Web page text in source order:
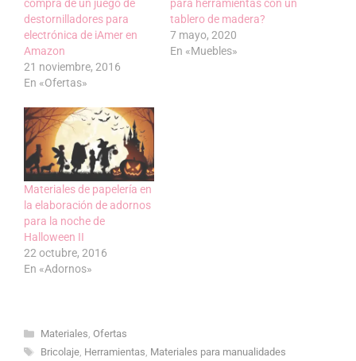
compra de un juego de
destornilladores para
electrónica de iAmer en
Amazon
21 noviembre, 2016
En «Ofertas»
para herramientas con un
tablero de madera?
7 mayo, 2020
En «Muebles»
Materiales de papelería en
la elaboración de adornos
para la noche de
Halloween II
22 octubre, 2016
En «Adornos»
Categorías
Materiales, Ofertas
Etiquetas
Bricolaje, Herramientas, Materiales para manualidades